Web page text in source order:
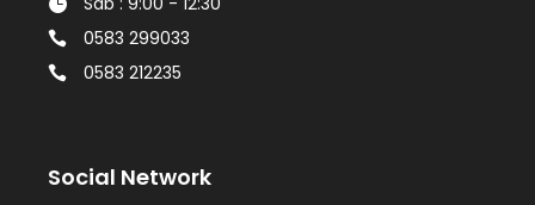
0583 299033
0583 212235
Social Network